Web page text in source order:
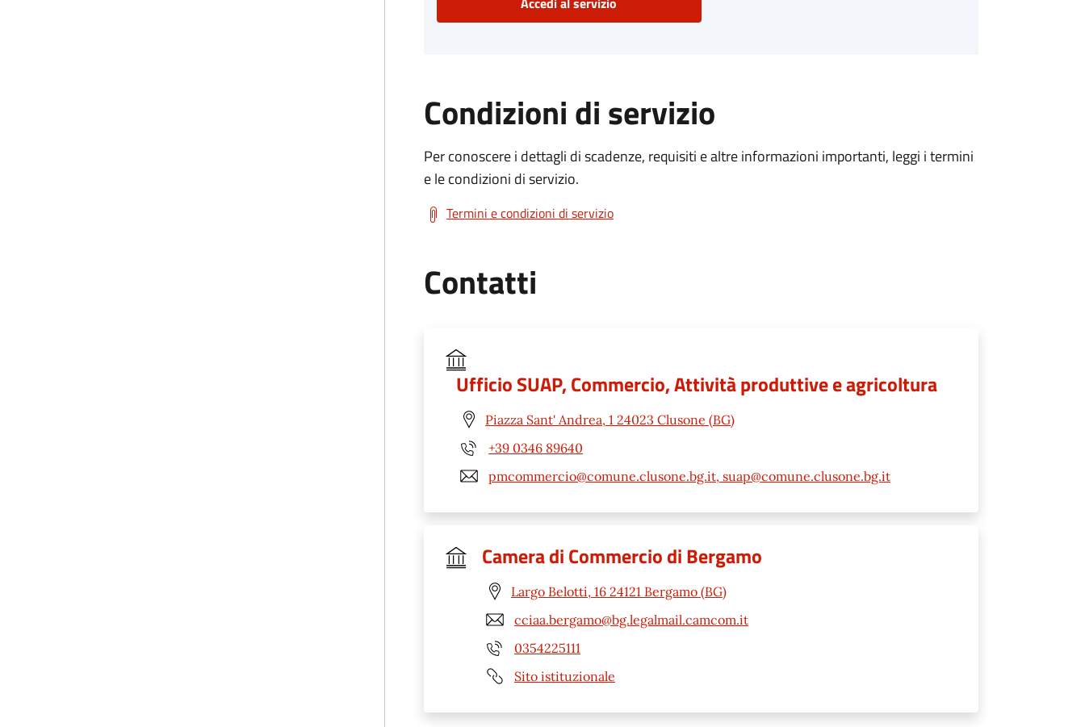
Condizioni di servizio
Per conoscere i dettagli di scadenze, requisiti e altre informazioni importanti, leggi i termini
e le condizioni di servizio.
Termini e condizioni di servizio
Contatti
Ufficio SUAP, Commercio, Attività produttive e agricoltura
Piazza Sant' Andrea, 1 24023 Clusone (BG)
+39 0346 89640
pmcommercio@comune.clusone.bg.it, suap@comune.clusone.bg.it
Camera di Commercio di Bergamo
Largo Belotti, 16 24121 Bergamo (BG)
cciaa.bergamo@bg.legalmail.camcom.it
0354225111
Sito istituzionale